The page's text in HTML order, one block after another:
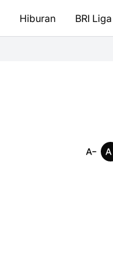
Hiburan BRI Liga